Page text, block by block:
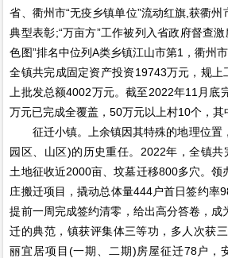
省、衢州市“无疫乡镇单位”流动红旗,获衢
典型表彰;“万亩方”工作被列入省政府督查
色图”排名中位列A类乡镇江山市第1，衢州
全镇共完成固定资产投资19743万元，规上
上批发总额4002万元。截至2022年11月底
万元已完成全覆盖，50万元以上村10个，其
征迁小镇。上余镇因其特殊的地理位置，
园区、山区)的历史重任。2022年，全镇共
土地征收近2000亩、坟墓迁移800多穴。领
庄搬迁项目，撬动总体量444户首日签约率
提前一周完成签约清零，给出高分答卷，成
迁的典范，镇获评集体三等功，多人次获
丽宜居项目(一期、二期)房屋征迁78户，